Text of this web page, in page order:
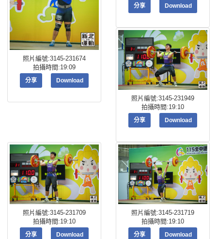
照片編號:3145-231674
拍攝時間:19:09
分享 Download
分享 Download
照片編號:3145-231949
拍攝時間:19:10
分享 Download
照片編號:3145-231709
拍攝時間:19:10
分享 Download
照片編號:3145-231719
拍攝時間:19:10
分享 Download